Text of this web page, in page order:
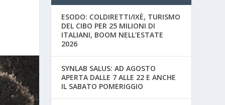
ESODO: COLDIRETTI/IXÈ, TURISMO
DEL CIBO PER 25 MILIONI DI
ITALIANI, BOOM NELL’ESTATE
2026
SYNLAB SALUS: AD AGOSTO
APERTA DALLE 7 ALLE 22 E ANCHE
IL SABATO POMERIGGIO